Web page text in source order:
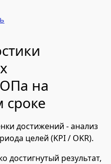
на
сроке
достижений - анализ
целей (KPI / OKR).
достигнутый результат,